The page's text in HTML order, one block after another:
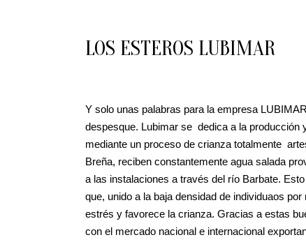
LOS ESTEROS LUBIMAR
Y solo unas palabras para la empresa
despesque. Lubimar se dedica a la producción
mediante un proceso de crianza totalmente
Breña, reciben constantemente agua salada
a las instalaciones a través del río Barbate.
que, unido a la baja densidad de individuaos
estrés y favorece la crianza. Gracias a estas
con el mercado nacional e internacional